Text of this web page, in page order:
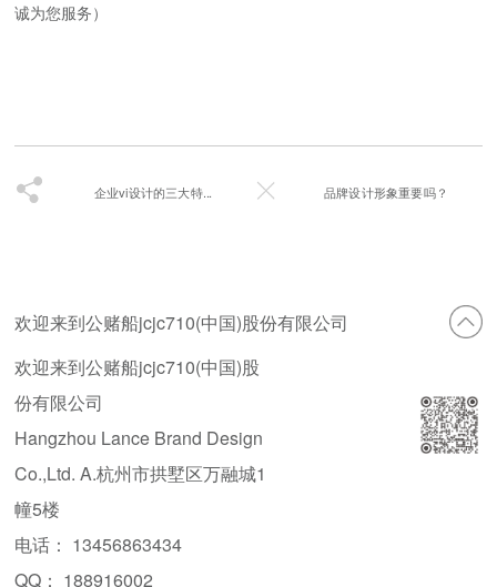
诚为您服务）
企业vi设计的三大特... 品牌设计形象重要吗？
欢迎来到公赌船jcjc710(中国)股份有限公司
欢迎来到公赌船jcjc710(中国)股
份有限公司
Hangzhou Lance Brand Design
Co.,Ltd. A.杭州市拱墅区万融城1
幢5楼
电话： 13456863434
QQ： 188916002